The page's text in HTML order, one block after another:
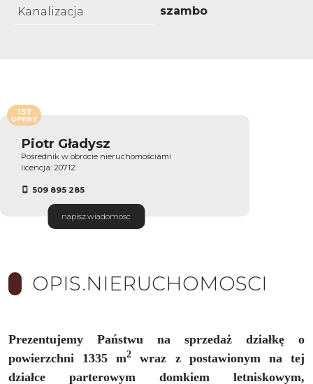
Kanalizacja
szambo
Piotr Gładysz
Pośrednik w obrocie nieruchomościami
licencja: 20712
509 895 285
napisz.wiadomosc
157
OFERT
OPIS.NIERUCHOMOSCI
Prezentujemy Państwu na sprzedaż działkę o
powierzchni 1335 m2
wraz z postawionym na tej
działce parterowym domkiem letniskowym,